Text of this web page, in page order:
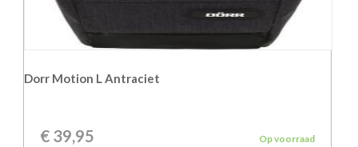
Dorr Motion L Antraciet
€ 39,95 Op voorraad